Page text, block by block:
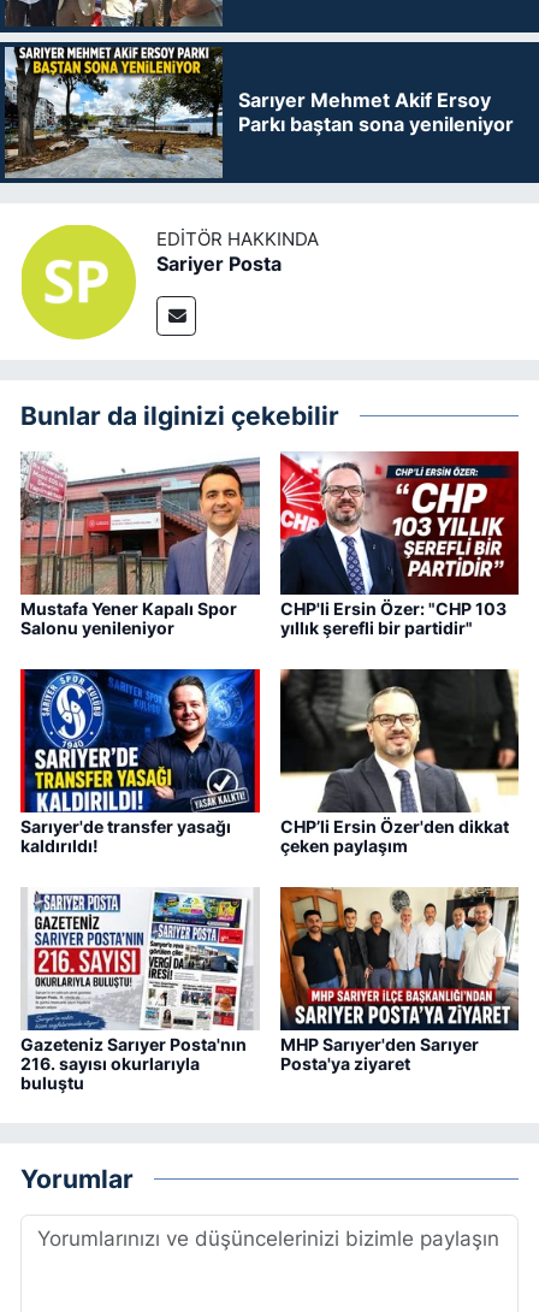
Sarıyer Mehmet Akif Ersoy
Parkı baştan sona yenileniyor
EDITÖR HAKKINDA
Sariyer Posta
Bunlar da ilginizi çekebilir
Mustafa Yener Kapalı Spor
Salonu yenileniyor
CHP'li Ersin Özer: "CHP 103
yıllık şerefli bir partidir"
Sarıyer'de transfer yasağı
kaldırıldı!
CHP’li Ersin Özer'den dikkat
çeken paylaşım
Gazeteniz Sarıyer Posta'nın
216. sayısı okurlarıyla
buluştu
MHP Sarıyer'den Sarıyer
Posta'ya ziyaret
Yorumlar